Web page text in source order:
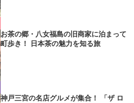
お茶の郷・八女福島の旧商家に泊まって
町歩き！ 日本茶の魅力を知る旅
神戸三宮の名店グルメが集合！ 「ザ ロ